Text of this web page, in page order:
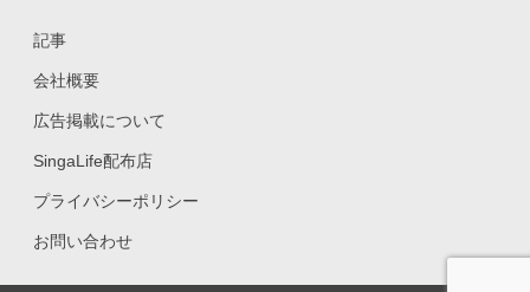
記事
会社概要
広告掲載について
SingaLife配布店
プライバシーポリシー
お問い合わせ